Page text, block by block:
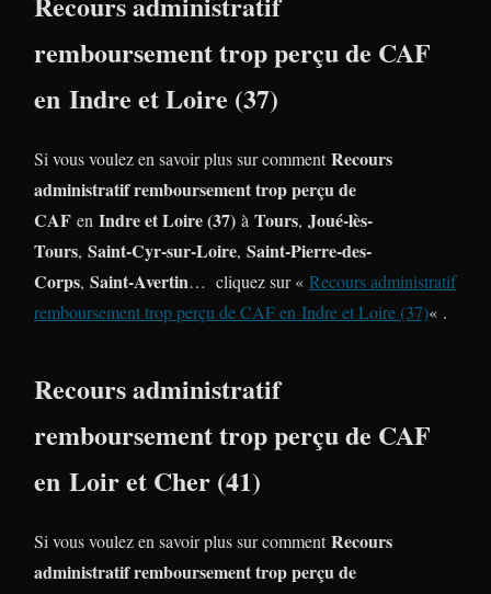
remboursement trop perçu de CAF
en Indre et Loire (37)
Si vous voulez en savoir plus sur commentRecours
administratif remboursement trop perçu de
CAF en Indre et Loire (37) à Tours, Joué-lès-
Tours, Saint-Cyr-sur-Loire, Saint-Pierre-des-
Corps, Saint-Avertin… cliquez sur « Recours administratif
remboursement trop perçu de CAF en Indre et Loire (37)« .
Recours administratif
remboursement trop perçu de CAF
en Loir et Cher (41)
Si vous voulez en savoir plus sur commentRecours
administratif remboursement trop perçu de